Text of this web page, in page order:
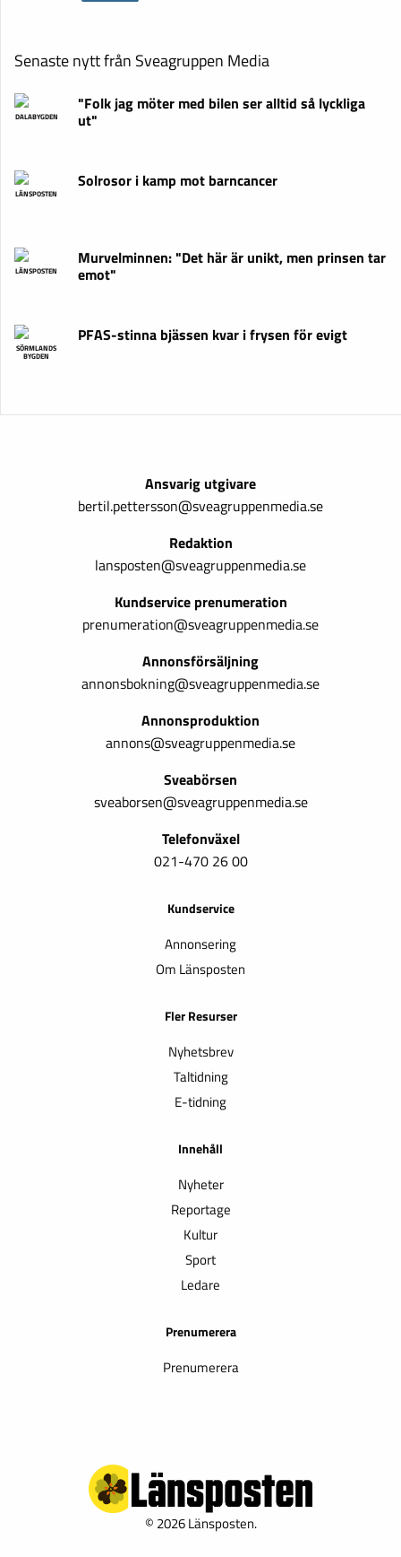
Senaste nytt från Sveagruppen Media
DALABYGDEN
"Folk jag möter med bilen ser alltid så lyckliga
ut"
LÄNSPOSTEN
Solrosor i kamp mot barncancer
LÄNSPOSTEN
Murvelminnen: "Det här är unikt, men prinsen tar
emot"
SÖRMLANDS
BYGDEN
PFAS-stinna bjässen kvar i frysen för evigt
Ansvarig utgivare
bertil.pettersson@sveagruppenmedia.se
Redaktion
lansposten@sveagruppenmedia.se
Kundservice prenumeration
prenumeration@sveagruppenmedia.se
Annonsförsäljning
annonsbokning@sveagruppenmedia.se
Annonsproduktion
annons@sveagruppenmedia.se
Sveabörsen
sveaborsen@sveagruppenmedia.se
Telefonväxel
021-470 26 00
Kundservice
Annonsering
Om Länsposten
Fler Resurser
Nyhetsbrev
Taltidning
E-tidning
Innehåll
Nyheter
Reportage
Kultur
Sport
Ledare
Prenumerera
Prenumerera
© 2026 Länsposten.